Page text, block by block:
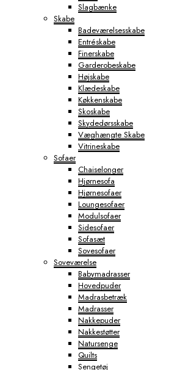
Slagbænke
Skabe
Badeværelsesskabe
Entréskabe
Finerskabe
Garderobeskabe
Højskabe
Klædeskabe
Køkkenskabe
Skoskabe
Skydedørsskabe
Væghængte Skabe
Vitrineskabe
Sofaer
Chaiselonger
Hjørnesofa
Hjørnesofaer
Loungesofaer
Modulsofaer
Sidesofaer
Sofasæt
Sovesofaer
Soveværelse
Babymadrasser
Hovedpuder
Madrasbetræk
Madrasser
Nakkepuder
Nakkestøtter
Natursenge
Quilts
Sengetøj